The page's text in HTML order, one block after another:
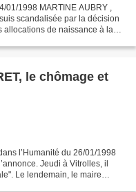
01/1998 MARTINE AUBRY ,
scandalisée par la décision
allocations de naissance à la
le chômage et
l’Humanité du 26/01/1998
Jeudi à Vitrolles, il
Le lendemain, le maire